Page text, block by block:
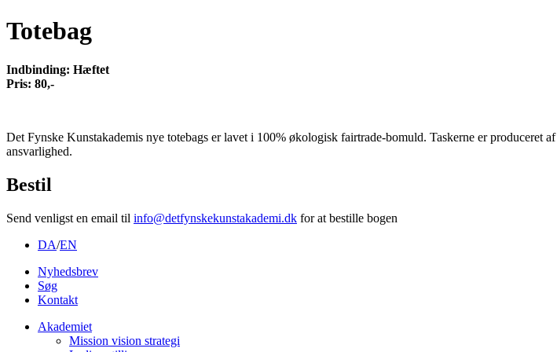
Totebag
Indbinding: Hæftet
Pris: 80,-
Det Fynske Kunstakademis nye totebags er lavet i 100% økologisk fairtrade-bomuld. Taskerne er produceret af
ansvarlighed.
Bestil
Send venligst en email til info@detfynskekunstakademi.dk for at bestille bogen
DA/EN
Nyhedsbrev
Søg
Kontakt
Akademiet
Mission vision strategi